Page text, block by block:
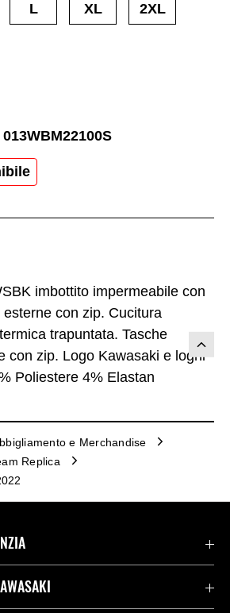
imbottito impermeabile con
con zip. Cucitura
trapuntata. Tasche
con zip. Logo Kawasaki e loghi
Poliestere 4% Elastan
L XL 2XL
013WBM22100S
e Merchandise
Replica
Kawasaki